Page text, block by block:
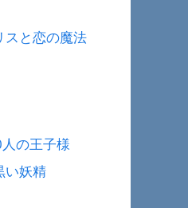
と恋の魔法
の王子様
い妖精